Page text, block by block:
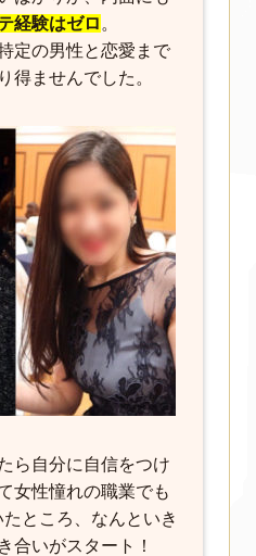
経験はゼロ 。
定の男性と恋愛まで
得ませんでした。
ら自分に自信をつけ
女性憧れの職業でも
ところ、なんといき
合いがスタート！